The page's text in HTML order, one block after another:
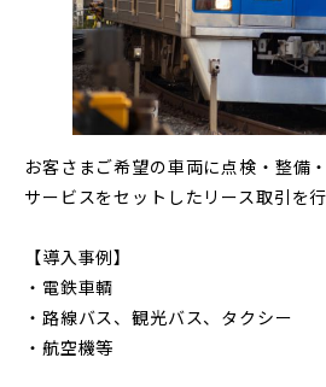
お客さまご希望の車両に点検・整備
サービスをセットしたリース取引を行
【導入事例】
・電鉄車輌
・路線バス、観光バス、タクシー
・航空機等